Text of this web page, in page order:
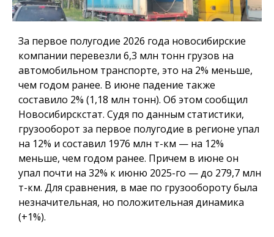
За первое полугодие 2026 года новосибирские
компании перевезли 6,3 млн тонн грузов на
автомобильном транспорте, это на 2% меньше,
чем годом ранее. В июне падение также
составило 2% (1,18 млн тонн). Об этом сообщил
Новосибирскстат. Судя по данным статистики,
грузооборот за первое полугодие в регионе упал
на 12% и составил 1976 млн т-км — на 12%
меньше, чем годом ранее. Причем в июне он
упал почти на 32% к июню 2025-го — до 279,7 млн
т-км. Для сравнения, в мае по грузообороту была
незначительная, но положительная динамика
(+1%).